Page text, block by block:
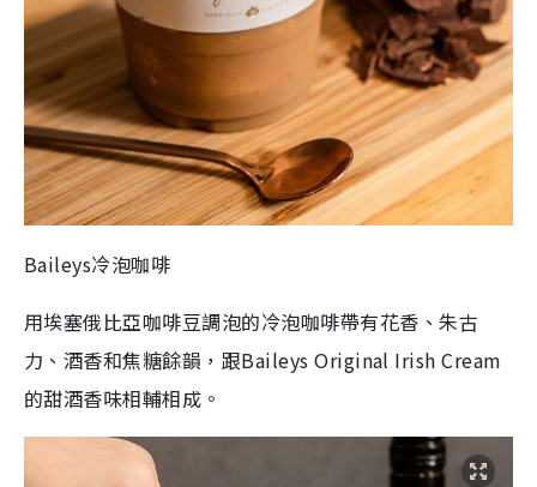
Baileys冷泡咖啡
用埃塞俄比亞咖啡豆調泡的冷泡咖啡帶有花香、朱古
力、酒香和焦糖餘韻，跟Baileys Original Irish Cream
的甜酒香味相輔相成。